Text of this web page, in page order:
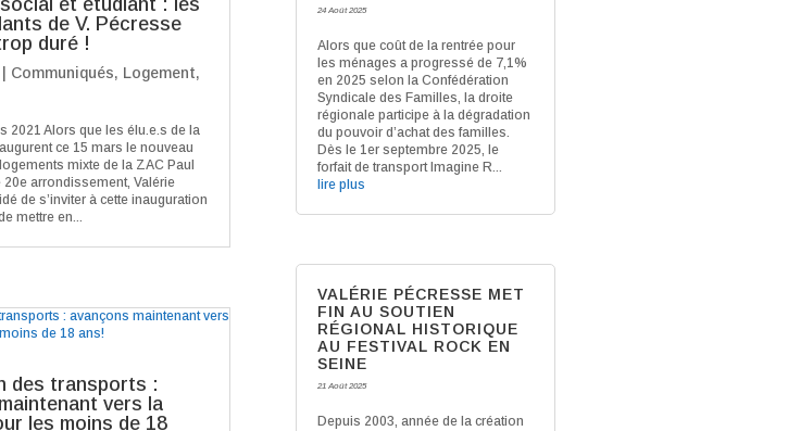
et étudiant : les
de V. Pécresse
duré !
Communiqués, Logement,
2021 Alors que les élu.e.s de la
ce 15 mars le nouveau
mixte de la ZAC Paul
20e arrondissement, Valérie
de s’inviter à cette inauguration
mettre en...
des transports :
vers la
les moins de 18
24 Août 2025
Alors que coût de la rentrée pour
les ménages a progressé de 7,1%
en 2025 selon la Confédération
Syndicale des Familles, la droite
régionale participe à la dégradation
du pouvoir d’achat des familles.
Dès le 1er septembre 2025, le
forfait de transport Imagine R...
lire plus
VALÉRIE PÉCRESSE MET
FIN AU SOUTIEN
RÉGIONAL HISTORIQUE
AU FESTIVAL ROCK EN
SEINE
21 Août 2025
Depuis 2003, année de la création